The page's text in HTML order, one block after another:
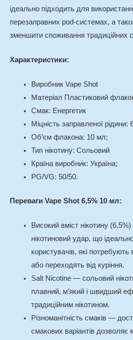
ідеально підходить для
перезаправних pod-системах, а
зменшити споживання традиційних
Характеристики:
Виробник Vape Shot
Матеріал Пластиковий
Смак: Енергетик
Міцність заправленої рідини:
Об’єм флакона: 10 мл;
Тип нікотину: Сольовий
Країна виробник: Україна;
PG/VG: 50/50.
Переваги Vape Shot 6,5% 10 мл:
Високий вміст нікотину
нікотиновий удар, що
користувачів, які потребують
або переходять від куріння.
Salt Nicotine — сольовий
плавний, м’який і швидший
традиційним нікотином.
Різноманітність смаків —
смакових варіантів дозволяє